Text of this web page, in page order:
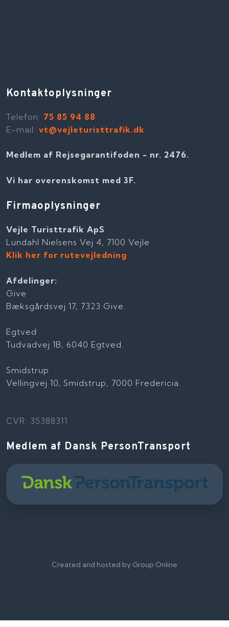
Kontaktoplysninger
Telefon​: 75 85 94 88
E-mail:vt@vejleturisttrafik.dk
Medlem af Rejsegarantifoden - nr. 2476​​.
Vi har overenskomst med 3F.
Firmaoplysninger
Vejle Turisttrafik ApS
Lundahl Nielsens Vej 4, 7100 Vejle
Klik her for rutevejledning
Afdelinger:
Give
Bæksgårdsvej 17, 7323 Give.
Egtved
Tudvadvej 1B, 6040 Egtved.
Smidstrup
Vellingvej 10, Smidstrup, 7000 Fredericia.
CVR: 35388311
Medlem af Dansk PersonTransport
Created and hosted by Group Online